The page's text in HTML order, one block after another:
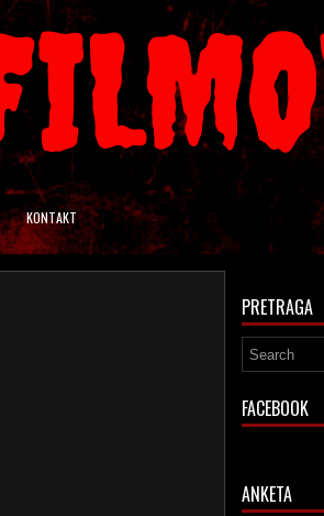
KONTAKT
PRETRAGA
FACEBOOK
ANKETA